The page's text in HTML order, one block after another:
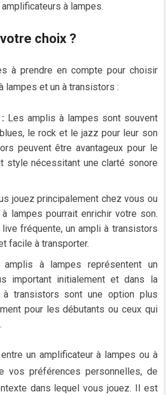
à lampes.
choix ?
à prendre en compte pour choisir
lampes et un à transistors :
Les amplis à lampes sont souvent
le rock et le jazz pour leur son
peuvent être avantageux pour le
style nécessitant une clarté sonore
jouez principalement chez vous ou
lampes pourrait enrichir votre son.
fréquente, un ampli à transistors
facile à transporter.
à lampes représentent un
important initialement et dans la
transistors sont une option plus
pour les débutants ou ceux qui
un amplificateur à lampes ou à
vos préférences personnelles, de
dans lequel vous jouez. Il est